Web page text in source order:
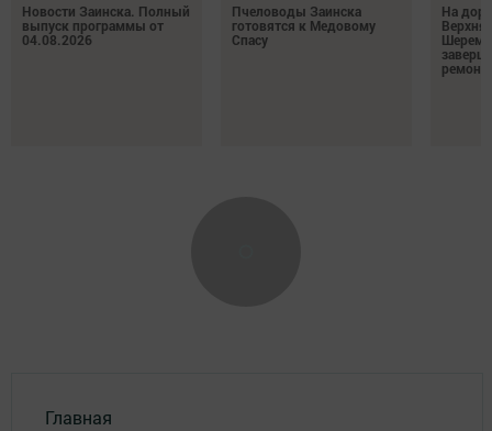
Новости Заинска. Полный
выпуск программы от
04.08.2026
Пчеловоды Заинска
готовятся к Медовому
Спасу
На
ремонт
Главная